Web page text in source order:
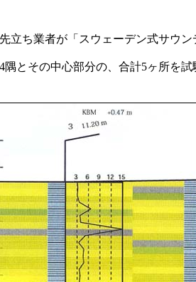
立ち業者が「スウェーデン式サウ
とその中心部分の、合計5ヶ所を